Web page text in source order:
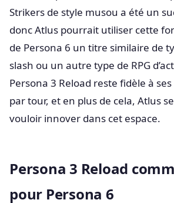
Strikers de style musou a été un
donc Atlus pourrait utiliser cette
de Persona 6 un titre similaire de
slash ou un autre type de RPG
Persona 3 Reload reste fidèle à
par tour, et en plus de cela, Atlus
vouloir innover dans cet espace.
Persona 3 Reload
pour Persona 6